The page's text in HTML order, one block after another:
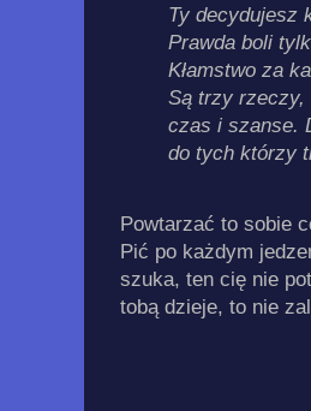
Ty decydujesz
Prawda boli
Kłamstwo za
Są trzy rzeczy,
czas i szanse.
do tych którzy
Powtarzać to sobie
Pić po każdym
szuka, ten cię nie
tobą dzieje, to nie